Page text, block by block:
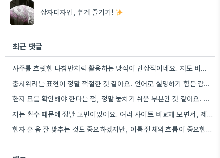
상자디자인, 쉽게 즐기기!
최근 댓글
사주를 흐릿한 나침반처럼 활용하는 방식이 인상적이네요. 저도 비슷한 경험을 한 적이 있어서 공감됩니다.
춤사위라는 표현이 정말 적절한 것 같아요. 언어로 설명하기 힘든 감정을 몸으로 표현하는 방식이 마음의 무게를…
한자 표를 확인해야 한다는 점, 정말 놓치기 쉬운 부분인 것 같아요. 특히 요즘은 다양한 이름…
저는 획수 때문에 정말 고민이었어요. 여러 사이트 비교해 보면서, 제 생각에 제일 자연스러운 느낌의 조합이더라고요.
한자 훈 음 잘 맞추는 것도 중요하겠지만, 이름 전체의 흐름이 중요한 것 같아요.